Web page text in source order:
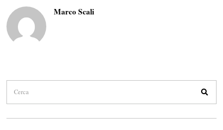
Marco Scali